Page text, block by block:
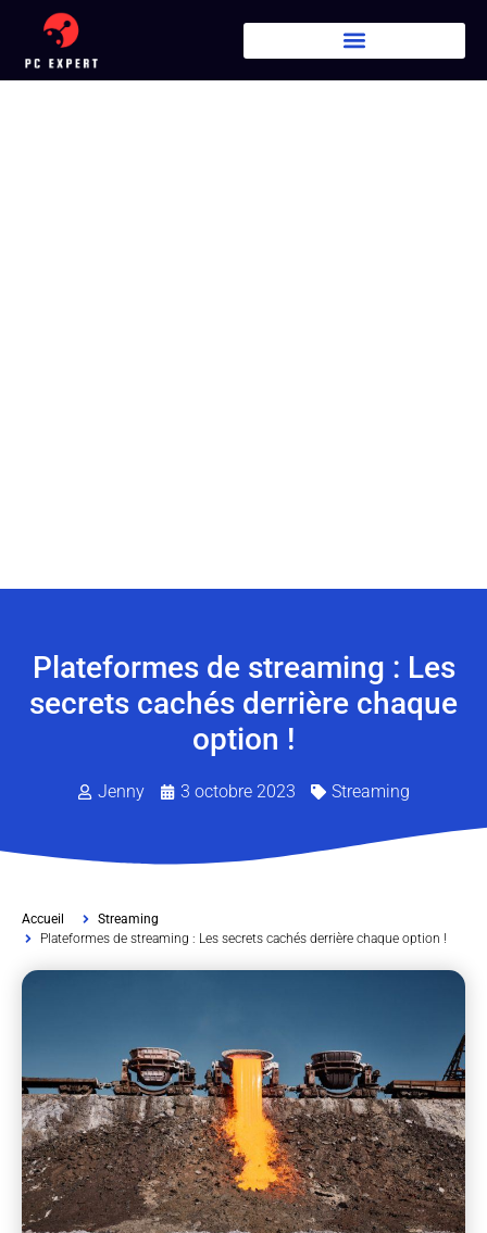
Plateformes de streaming : Les
secrets cachés derrière chaque
option !
Jenny 3 octobre 2023 Streaming
Accueil
Streaming
Plateformes de streaming : Les secrets cachés derrière chaque option !